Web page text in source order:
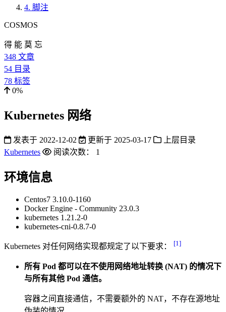
4. 脚注
COSMOS
得 能 莫 忘
348 文章
54 目录
78 标签
0%
Kubernetes 网络
发表于 2022-12-02 更新于 2025-03-17
上层目录
Kubernetes
阅读次数： 1
环境信息
Centos7 3.10.0-1160
Docker Engine - Community 23.0.3
kubernetes 1.21.2-0
kubernetes-cni-0.8.7-0
Kubernetes 对任何网络实现都规定了以下要求： [1]
所有 Pod 都可以在不使用网络地址转换 (NAT) 的情况下
与所有其他 Pod 通信。
容器之间直接通信，不需要额外的 NAT，不存在源地址